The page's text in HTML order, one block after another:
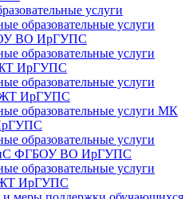
услуги
образовательные услуги
ВО ИрГУПС
образовательные услуги
ИрГУПС
образовательные услуги
ИрГУПС
образовательные услуги МК
образовательные услуги
ФГБОУ ВО ИрГУПС
образовательные услуги
ИрГУПС